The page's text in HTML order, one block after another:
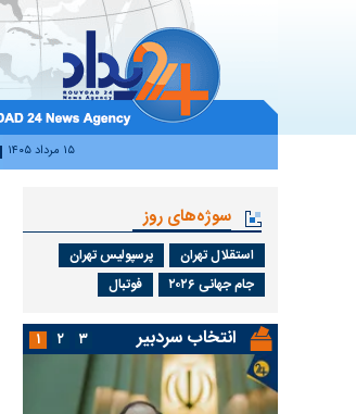
۱۵ مرداد ۱۴۰۵
سوژه‌های روز
استقلال تهران
پرسپولیس تهران
جام جهانی ۲۰۲۶
فوتبال
انتخاب سردبیر ۱ ۲ ۳